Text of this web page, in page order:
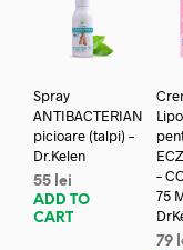
Spray
ANTIBACTERIAN
picioare (talpi) –
Dr.Kelen
55 lei
ADD TO
CART
Lipo
–
75
79